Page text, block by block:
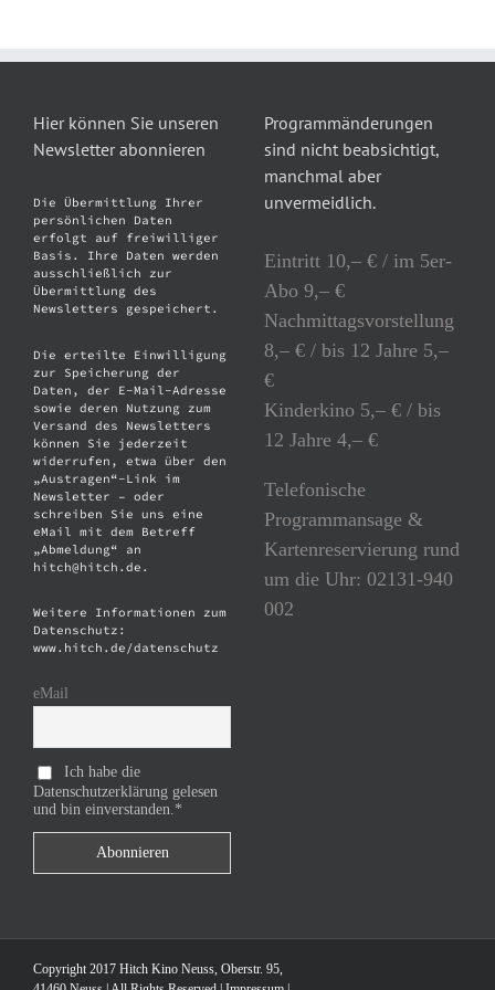
Hier können Sie unseren
Newsletter abonnieren
Die Übermittlung Ihrer
persönlichen Daten
erfolgt auf freiwilliger
Basis. Ihre Daten werden
ausschließlich zur
Übermittlung des
Newsletters gespeichert.
Die erteilte Einwilligung
zur Speicherung der
Daten, der E-Mail-Adresse
sowie deren Nutzung zum
Versand des Newsletters
können Sie jederzeit
widerrufen, etwa über den
„Austragen“-Link im
Newsletter – oder
schreiben Sie uns eine
eMail mit dem Betreff
„Abmeldung“ an
hitch@hitch.de.
Weitere Informationen zum
Datenschutz:
www.hitch.de/datenschutz
eMail
Ich habe die
Datenschutzerklärung gelesen
und bin einverstanden.*
Programmänderungen
sind nicht beabsichtigt,
manchmal aber
unvermeidlich.
Eintritt 10,– € / im 5er-
Abo 9,– €
Nachmittagsvorstellung
8,– € / bis 12 Jahre 5,–
€
Kinderkino 5,– € / bis
12 Jahre 4,– €
Telefonische
Programmansage &
Kartenreservierung rund
um die Uhr: 02131-940
002
Copyright 2017 Hitch Kino Neuss, Oberstr. 95,